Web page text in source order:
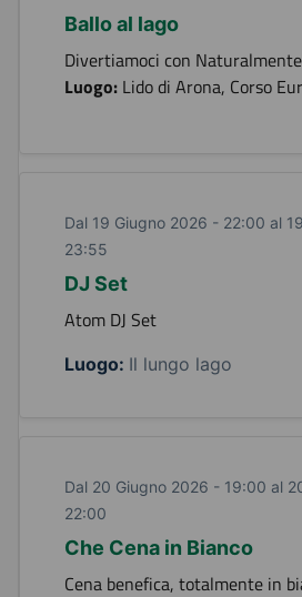
Ballo al lago
Divertiamoci con
Luogo: Lido di Arona, Corso
Dal 19 Giugno 2026 - 22:00 al
23:55
DJ Set
Atom DJ Set
Luogo: Il lungo lago
Dal 20 Giugno 2026 - 19:00 al
22:00
Che Cena in Bianco
Cena benefica, totalmente in